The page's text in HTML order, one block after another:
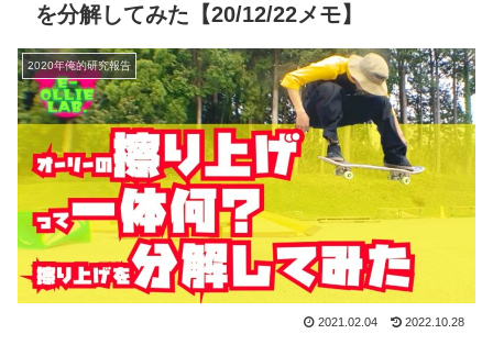
を分解してみた【20/12/22メモ】
2020年俺的研究報告
2021.02.04 2022.10.28